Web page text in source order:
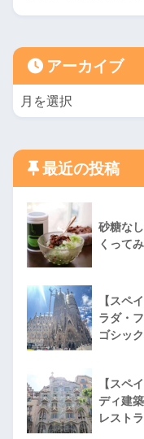
アーカイブ
最近の投稿
砂糖な
くって
【スペ
ラダ・
ゴシッ
【スペ
ディ建
レスト